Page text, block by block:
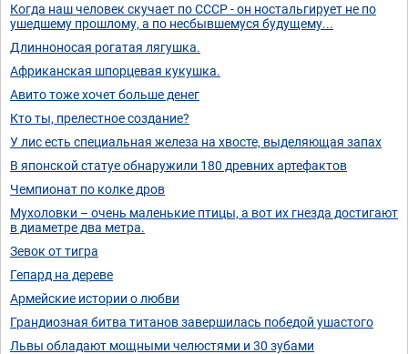
Когда наш человек скучает по СССР - он ностальгирует не по
ушедшему прошлому, а по несбывшемуся будущему...
Длинноносая рогатая лягушка.
Африканская шпорцевая кукушка.
Авито тоже хочет больше денег
Кто ты, прелестное создание?
У лис есть специальная железа на хвосте, выделяющая запах
В японской статуе обнаружили 180 древних артефактов
Чемпионат по колке дров
Мухоловки – очень маленькие птицы, а вот их гнезда достигают
в диаметре два метра.
Зевок от тигра
Гепард на дереве
Армейские истории о любви
Грандиозная битва титанов завершилась победой ушастого
Львы обладают мощными челюстями и 30 зубами